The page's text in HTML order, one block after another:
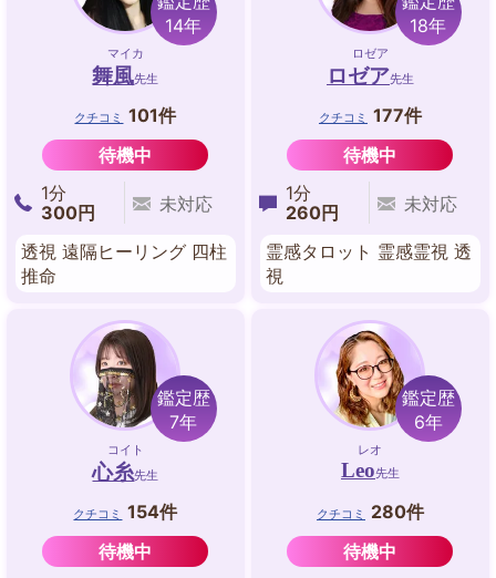
14年
マイカ
舞風先生
クチコミ
101件
待機中
1分
300円
未対応
透視 遠隔ヒーリング 四柱
推命
18年
ロゼア
ロゼア先生
クチコミ 177件
待機中
1分
260円
未対応
霊感タロット 霊感霊視 透
視
鑑定歴
7年
コイト
心糸先生
クチコミ
154件
待機中
鑑定歴
6年
レオ
Leo先生
クチコミ
280件
待機中